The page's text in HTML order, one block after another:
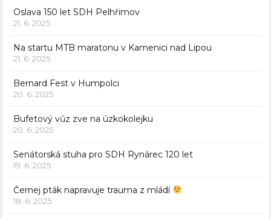
Oslava 150 let SDH Pelhřimov
21. 6. 2025
Na startu MTB maratonu v Kamenici nad Lipou
21. 6. 2025
Bernard Fest v Humpolci
20. 6. 2025
Bufetový vůz zve na úzkokolejku
20. 6. 2025
Senátorská stuha pro SDH Rynárec 120 let
19. 6. 2025
Černej pták napravuje trauma z mládí
18. 6. 2025